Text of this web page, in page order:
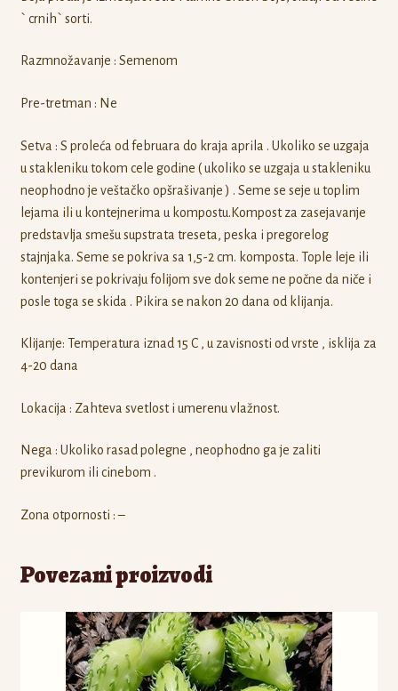
` crnih` sorti.
Razmnožavanje : Semenom
Pre-tretman : Ne
Setva : S proleća od februara do kraja aprila . Ukoliko se uzgaja
u stakleniku tokom cele godine ( ukoliko se uzgaja u stakleniku
neophodno je veštačko opšrašivanje ) . Seme se seje u toplim
lejama ili u kontejnerima u kompostu.Kompost za zasejavanje
predstavlja smešu supstrata treseta, peska i pregorelog
stajnjaka. Seme se pokriva sa 1,5-2 cm. komposta. Tople leje ili
kontenjeri se pokrivaju folijom sve dok seme ne počne da niče i
posle toga se skida . Pikira se nakon 20 dana od klijanja.
Klijanje: Temperatura iznad 15 C , u zavisnosti od vrste , isklija za
4-20 dana
Lokacija : Zahteva svetlost i umerenu vlažnost.
Nega : Ukoliko rasad polegne , neophodno ga je zaliti
previkurom ili cinebom .
Zona otpornosti : –
Povezani proizvodi